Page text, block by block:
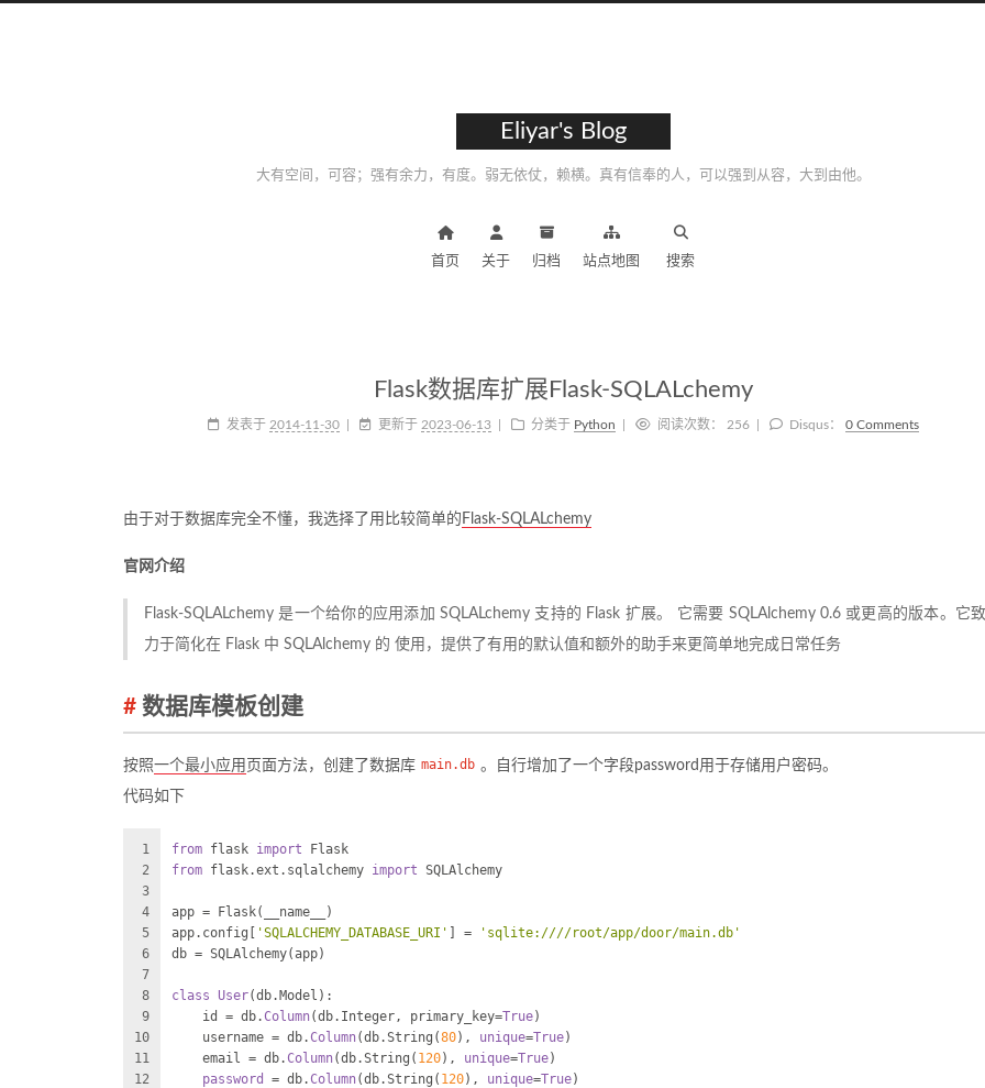
Eliyar's Blog
大有空间，可容；强有余力，有度。弱无依仗，赖横。真有信奉的人，可以强到从容，大到由他。
首页 关于 归档 站点地图 搜索
Flask数据库扩展Flask-SQLALchemy
发表于 2014-11-30 更新于 2023-06-13 分类于 Python 阅读次数： 256 Disqus： 0 Comments
由于对于数据库完全不懂，我选择了用比较简单的 Flask-SQLALchemy
官网介绍
Flask-SQLALchemy 是一个给你的应用添加 SQLALchemy 支持的 Flask 扩展。 它需要 SQLAlchemy 0.6 或更高的版本。它致
力于简化在 Flask 中 SQLAlchemy 的 使用，提供了有用的默认值和额外的助手来更简单地完成日常任务
数据库模板创建
按照一个最小应用 页面方法，创建了数据库 main.db 。自行增加了一个字段password用于存储用户密码。
代码如下
1
2
3
4
5
6
7
8
9
10
11
12
from flask import Flask
from flask.ext.sqlalchemy import SQLAlchemy
app = Flask(__name__)
app.config[ 'SQLALCHEMY_DATABASE_URI' ] =
'sqlite:////root/app/door/main.db'
db = SQLAlchemy(app)
class User(db.Model):
    id = db.
Column(db.Integer, primary_key=True)
    username = db.
Column(db.String(80), unique=True)
    email = db.
Column(db.String( 120), unique=True)
password
= db.Column(db.String( 120), unique=True)